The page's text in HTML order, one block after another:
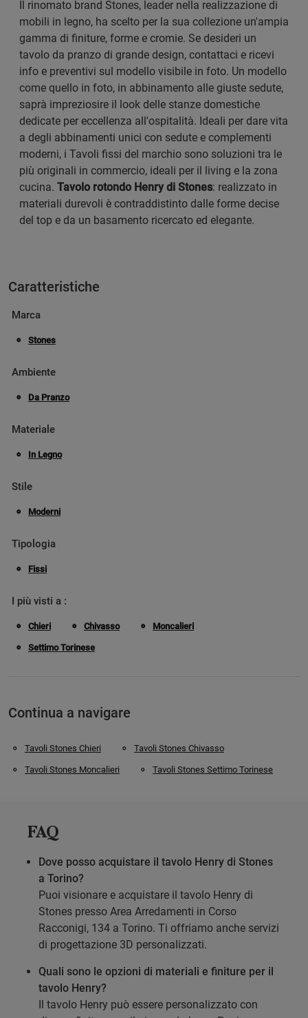
Il rinomato brand Stones, leader nella realizzazione di
mobili in legno, ha scelto per la sua collezione un'ampia
gamma di finiture, forme e cromie. Se desideri un
tavolo da pranzo di grande design, contattaci e ricevi
info e preventivi sul modello visibile in foto. Un modello
come quello in foto, in abbinamento alle giuste sedute,
saprà impreziosire il look delle stanze domestiche
dedicate per eccellenza all'ospitalità. Ideali per dare vita
a degli abbinamenti unici con sedute e complementi
moderni, i Tavoli fissi del marchio sono soluzioni tra le
più originali in commercio, ideali per il living e la zona
cucina. Tavolo rotondo Henry di Stones: realizzato in
materiali durevoli è contraddistinto dalle forme decise
del top e da un basamento ricercato ed elegante.
Caratteristiche
Marca
Stones
Ambiente
Da Pranzo
Materiale
In Legno
Stile
Moderni
Tipologia
Fissi
I più visti a :
Chieri Chivasso Moncalieri
Settimo Torinese
Continua a navigare
Tavoli Stones Chieri Tavoli Stones Chivasso
Tavoli Stones Moncalieri Tavoli Stones Settimo Torinese
FAQ
Dove posso acquistare il tavolo Henry di Stones
a Torino?
Puoi visionare e acquistare il tavolo Henry di
Stones presso Area Arredamenti in Corso
Racconigi, 134 a Torino. Ti offriamo anche servizi
di progettazione 3D personalizzati.
Quali sono le opzioni di materiali e finiture per il
tavolo Henry?
Il tavolo Henry può essere personalizzato con